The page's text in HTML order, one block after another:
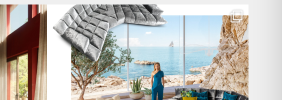
Für jeden Lieblingsplatz die passende Cloud. ☁️...
60